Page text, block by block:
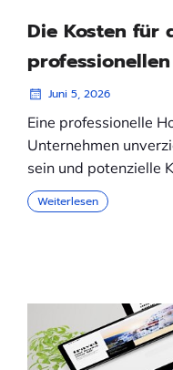
Die Kosten für
Juni 5, 2026
Eine professionelle
Unternehmen
sein und potenzielle
Weiterlesen